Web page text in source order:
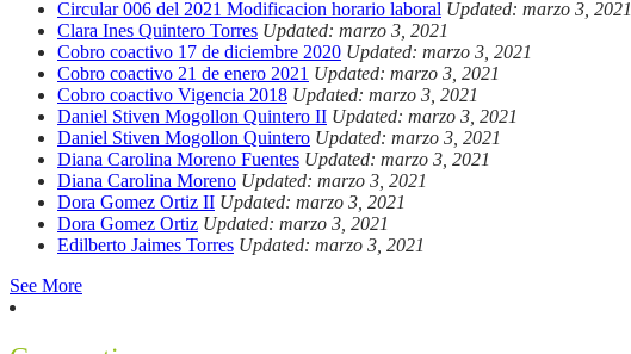
Circular 006 del 2021 Modificacion horario laboral Updated: marzo 3, 2021
Clara Ines Quintero Torres Updated: marzo 3, 2021
Cobro coactivo 17 de diciembre 2020 Updated: marzo 3, 2021
Cobro coactivo 21 de enero 2021 Updated: marzo 3, 2021
Cobro coactivo Vigencia 2018 Updated: marzo 3, 2021
Daniel Stiven Mogollon Quintero II Updated: marzo 3, 2021
Daniel Stiven Mogollon Quintero Updated: marzo 3, 2021
Diana Carolina Moreno Fuentes Updated: marzo 3, 2021
Diana Carolina Moreno Updated: marzo 3, 2021
Dora Gomez Ortiz II Updated: marzo 3, 2021
Dora Gomez Ortiz Updated: marzo 3, 2021
Edilberto Jaimes Torres Updated: marzo 3, 2021
See More